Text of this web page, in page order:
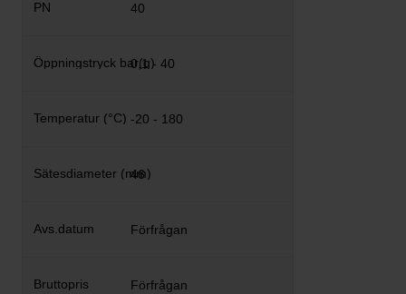
40
0,1 - 40
-20 - 180
46
Förfrågan
Förfrågan